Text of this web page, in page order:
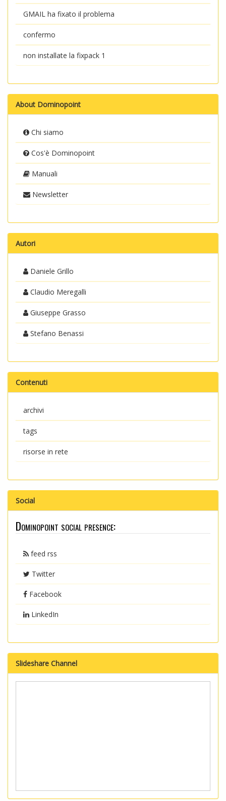
GMAIL ha fixato il problema
confermo
non installate la fixpack 1
About Dominopoint
Chi siamo
Cos'è Dominopoint
Manuali
Newsletter
Autori
Daniele Grillo
Claudio Meregalli
Giuseppe Grasso
Stefano Benassi
Contenuti
archivi
tags
risorse in rete
Social
Dominopoint social presence:
feed rss
Twitter
Facebook
LinkedIn
Slideshare Channel